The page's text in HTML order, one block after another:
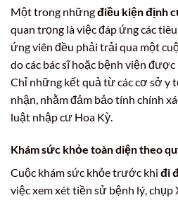
Một trong nhữngđiều kiện định
quan trọng là việc đáp ứng các
ứng viên đều phải trải qua một
do các bác sĩ hoặc bệnh viện
Chỉ những kết quả từ các cơ sở y
nhận, nhằm đảm bảo tính chính
luật nhập cư Hoa Kỳ.
Khám sức khỏe toàn diện theo
Cuộc khám sức khỏe trước khi đi
việc xem xét tiền sử bệnh lý, chụp